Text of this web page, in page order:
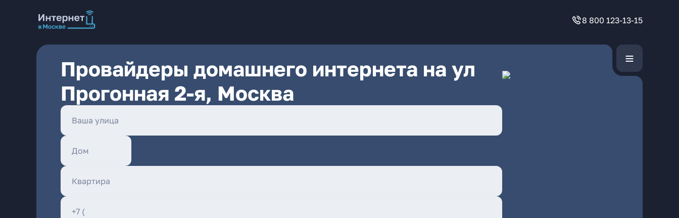
8 800 123-13-15
Провайдеры домашнего интернета на ул
Прогонная 2-я, Москва